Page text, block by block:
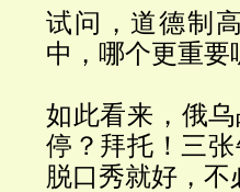
试问，道德制
中，哪个更重要
如此看来，俄
停？拜托！三
脱口秀就好，不